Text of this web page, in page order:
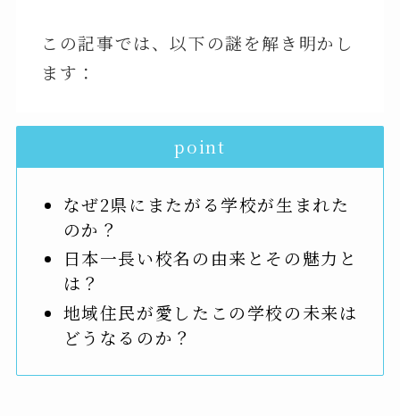
この記事では、以下の謎を解き明かし
ます：
point
なぜ2県にまたがる学校が生まれた
のか？
日本一長い校名の由来とその魅力と
は？
地域住民が愛したこの学校の未来は
どうなるのか？